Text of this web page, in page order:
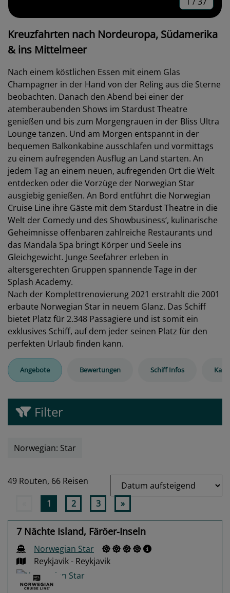
Kreuzfahrten nach Nordeuropa, Südamerika
& ins Mittelmeer
Nach einem köstlichen Essen mit einem Glas
Champagner in der Hand von der Reling aus die Sterne
beobachten. Danach den Abend bei einer der
atemberaubenden Shows im Stardust Theatre
genießen und bis zum Morgengrauen in der Bliss Ultra
Lounge tanzen. Und am Morgen entspannt in der
bequemen Balkonkabine ausschlafen und vormittags
zu einem aufregenden Ausflug an Land starten. An
jedem Tag an einem neuen, aufregenden Ort die Welt
entdecken oder die Vorzüge der Norwegian Star
ausgiebig genießen. An Bord entführt die Norwegian
Cruise Line ihre Gäste mit dem Stardust Theatre in die
Welt der Comedy und des Showbusiness‘, kulinarische
Geheimnisse offenbaren zahlreiche Restaurants und
das Mandala Spa bringt Körper und Seele ins
Gleichgewicht. Junge Seefahrer erleben in
altersgerechten Gruppen spannende Tage in der
Splash Academy.
Nach der Komplettrenovierung 2021 erstrahlt die 2001
erbaute Norwegian Star in neuem Glanz. Das Schiff
bietet Platz für 2.348 Passagiere und ist somit ein
exklusives Schiff, auf dem jeder seinen Platz für den
perfekten Urlaub finden kann.
Angebote Bewertungen Schiff Infos
Filter
Norwegian: Star
49 Routen, 66 Reisen
1 2 3 »
7 Nächte Island, Färöer-Inseln
Norwegian Star
Reykjavik - Reykjavik